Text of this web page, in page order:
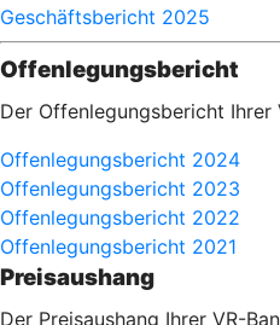
Geschäftsbericht 2025
Offenlegungsbericht
Der Offenlegungsbericht Ihrer
Offenlegungsbericht 2024
Offenlegungsbericht 2023
Offenlegungsbericht 2022
Offenlegungsbericht 2021
Preisaushang
Der Preisaushang Ihrer VR-